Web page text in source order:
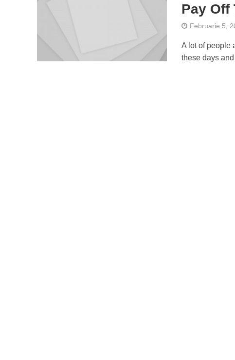
Pay Off
Februarie 5,
A lot of people
these days